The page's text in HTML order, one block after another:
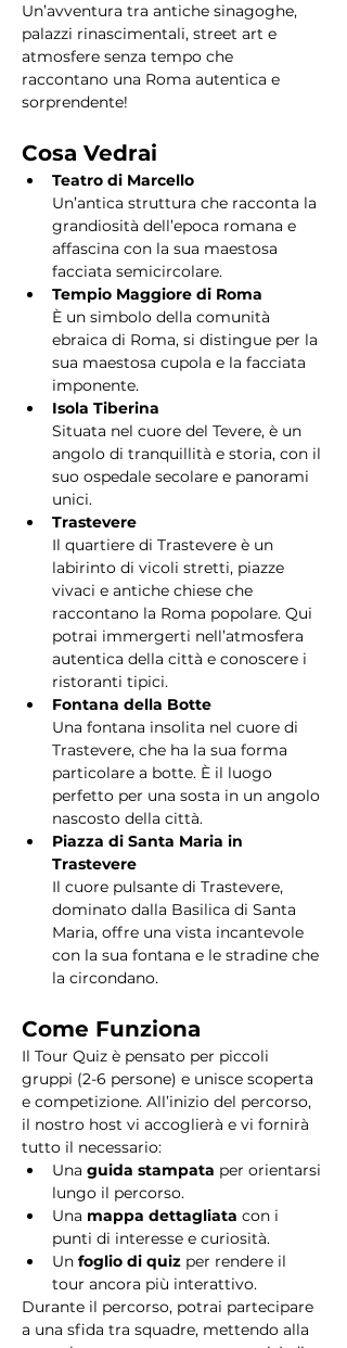
Un’avventura tra antiche sinagoghe,
palazzi rinascimentali, street art e
atmosfere senza tempo che
raccontano una Roma autentica e
sorprendente!
Cosa Vedrai
Teatro di Marcello
Un’antica struttura che racconta la
grandiosità dell’epoca romana e
affascina con la sua maestosa
facciata semicircolare.
Tempio Maggiore di Roma
È un simbolo della comunità
ebraica di Roma, si distingue per la
sua maestosa cupola e la facciata
imponente.
Isola Tiberina
Situata nel cuore del Tevere, è un
angolo di tranquillità e storia, con il
suo ospedale secolare e panorami
unici.
Trastevere
Il quartiere di Trastevere è un
labirinto di vicoli stretti, piazze
vivaci e antiche chiese che
raccontano la Roma popolare. Qui
potrai immergerti nell’atmosfera
autentica della città e conoscere i
ristoranti tipici.
Fontana della Botte
Una fontana insolita nel cuore di
Trastevere, che ha la sua forma
particolare a botte. È il luogo
perfetto per una sosta in un angolo
nascosto della città.
Piazza di Santa Maria in
Trastevere
Il cuore pulsante di Trastevere,
dominato dalla Basilica di Santa
Maria, offre una vista incantevole
con la sua fontana e le stradine che
la circondano.
Come Funziona
Il Tour Quiz è pensato per piccoli
gruppi (2-6 persone) e unisce scoperta
e competizione. All’inizio del percorso,
il nostro host vi accoglierà e vi fornirà
tutto il necessario:
Una guida stampata per orientarsi
lungo il percorso.
Una mappa dettagliata con i
punti di interesse e curiosità.
Un foglio di quiz per rendere il
tour ancora più interattivo.
Durante il percorso, potrai partecipare
a una sfida tra squadre, mettendo alla